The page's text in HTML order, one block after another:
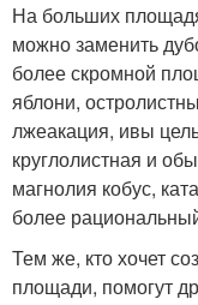
На больших
можно заменить
более скромной
яблони,
лжеакация, ивы
круглолистная и
магнолия кобус,
более
Тем же, кто хочет
площади, помогут